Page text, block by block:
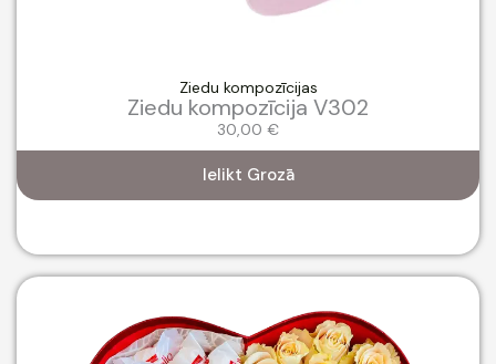
Ziedu kompozīcijas
Ziedu kompozīcija V302
30,00 €
Ielikt Grozā